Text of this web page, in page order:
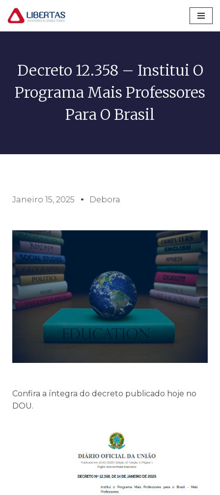
Pular
Decreto 12.358 – Institui O
Programa Mais Professores
Para O Brasil
Janeiro 15, 2025 Debora
Confira a íntegra do decreto publicado hoje no
DOU.